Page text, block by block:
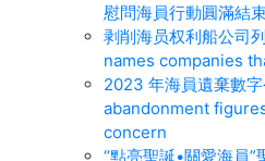
慰問海員行動圓滿結束
剥削海员权利船公司
names companies
2023 年海員遺棄數
abandonment
concern
“點亮聖誕•關愛海員